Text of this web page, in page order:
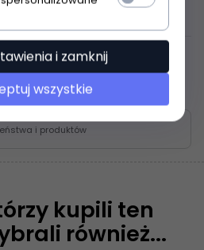
i produktów
kupili ten
również...
i zamknij
wszystkie